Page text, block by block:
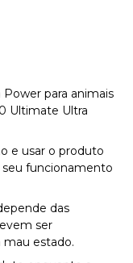
para animais
Ultimate Ultra
e usar o produto
seu funcionamento
das
ser
estado.